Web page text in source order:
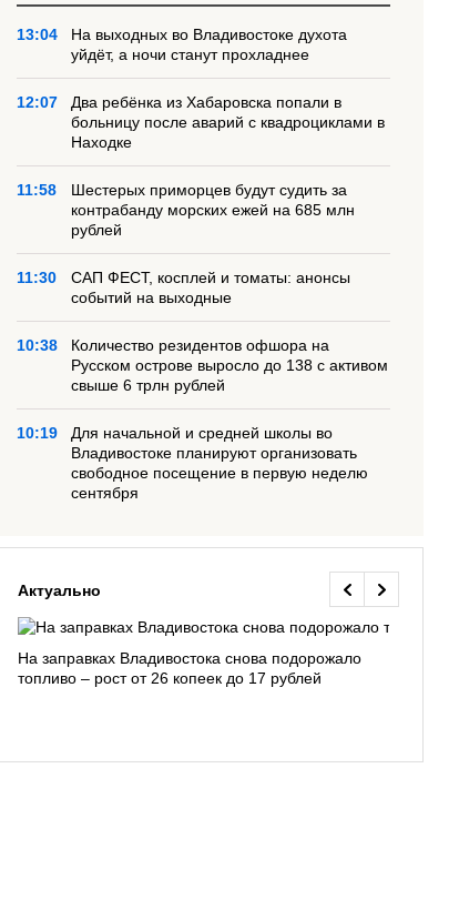
13:04
На выходных во Владивостоке духота
уйдёт, а ночи станут прохладнее
12:07
Два ребёнка из Хабаровска попали в
больницу после аварий с квадроциклами в
Находке
11:58
Шестерых приморцев будут судить за
контрабанду морских ежей на 685 млн
рублей
11:30
САП ФЕСТ, косплей и томаты: анонсы
событий на выходные
10:38
Количество резидентов офшора на
Русском острове выросло до 138 с активом
свыше 6 трлн рублей
10:19
Для начальной и средней школы во
Владивостоке планируют организовать
свободное посещение в первую неделю
сентября
Актуально
На заправках Владивостока снова подорожало
топливо – рост от 26 копеек до 17 рублей